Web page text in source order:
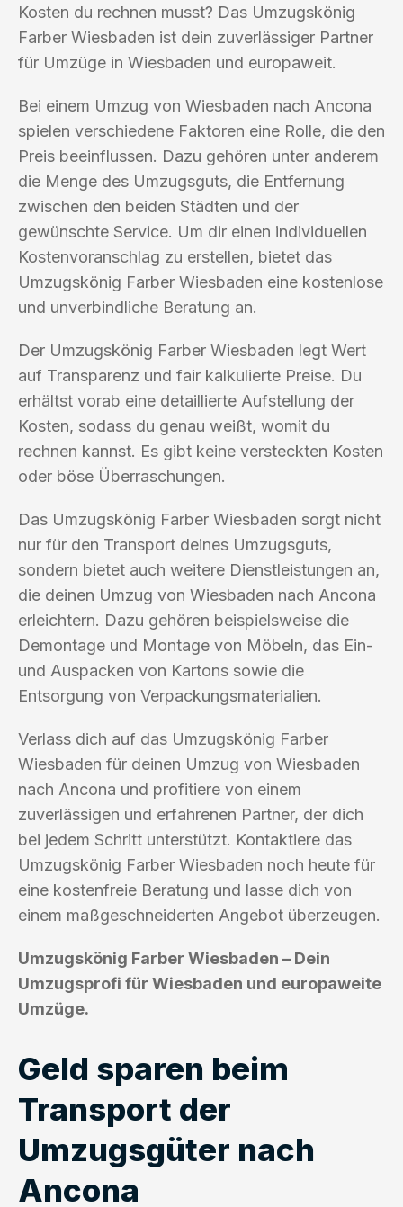
Kosten du rechnen musst? Das Umzugskönig
Farber Wiesbaden ist dein zuverlässiger Partner
für Umzüge in Wiesbaden und europaweit.
Bei einem Umzug von Wiesbaden nach Ancona
spielen verschiedene Faktoren eine Rolle, die den
Preis beeinflussen. Dazu gehören unter anderem
die Menge des Umzugsguts, die Entfernung
zwischen den beiden Städten und der
gewünschte Service. Um dir einen individuellen
Kostenvoranschlag zu erstellen, bietet das
Umzugskönig Farber Wiesbaden eine kostenlose
und unverbindliche Beratung an.
Der Umzugskönig Farber Wiesbaden legt Wert
auf Transparenz und fair kalkulierte Preise. Du
erhältst vorab eine detaillierte Aufstellung der
Kosten, sodass du genau weißt, womit du
rechnen kannst. Es gibt keine versteckten Kosten
oder böse Überraschungen.
Das Umzugskönig Farber Wiesbaden sorgt nicht
nur für den Transport deines Umzugsguts,
sondern bietet auch weitere Dienstleistungen an,
die deinen Umzug von Wiesbaden nach Ancona
erleichtern. Dazu gehören beispielsweise die
Demontage und Montage von Möbeln, das Ein-
und Auspacken von Kartons sowie die
Entsorgung von Verpackungsmaterialien.
Verlass dich auf das Umzugskönig Farber
Wiesbaden für deinen Umzug von Wiesbaden
nach Ancona und profitiere von einem
zuverlässigen und erfahrenen Partner, der dich
bei jedem Schritt unterstützt. Kontaktiere das
Umzugskönig Farber Wiesbaden noch heute für
eine kostenfreie Beratung und lasse dich von
einem maßgeschneiderten Angebot überzeugen.
Umzugskönig Farber Wiesbaden – Dein
Umzugsprofi für Wiesbaden und europaweite
Umzüge.
Geld sparen beim
Transport der
Umzugsgüter nach
Ancona